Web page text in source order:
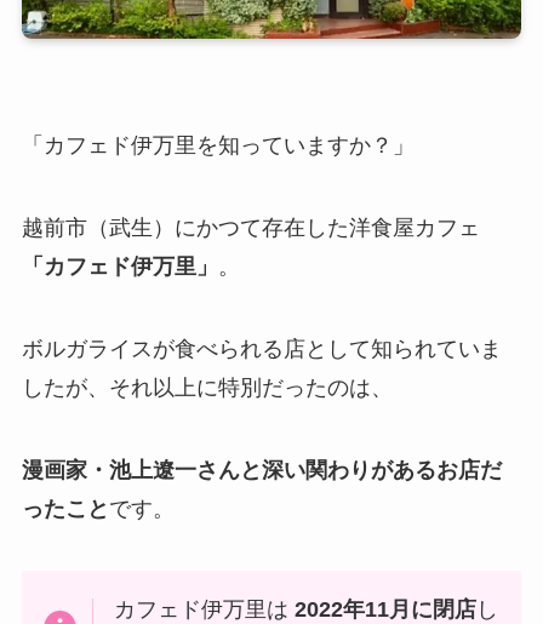
「カフェド伊万里を知っていますか？」
越前市（武生）にかつて存在した洋食屋カフェ
「カフェド伊万里」 。
ボルガライスが食べられる店として知られていま
したが、それ以上に特別だったのは、
漫画家・池上遼一さんと深い関わりがあるお店だ
ったこと です。
カフェド伊万里は2022年11月に閉店 し